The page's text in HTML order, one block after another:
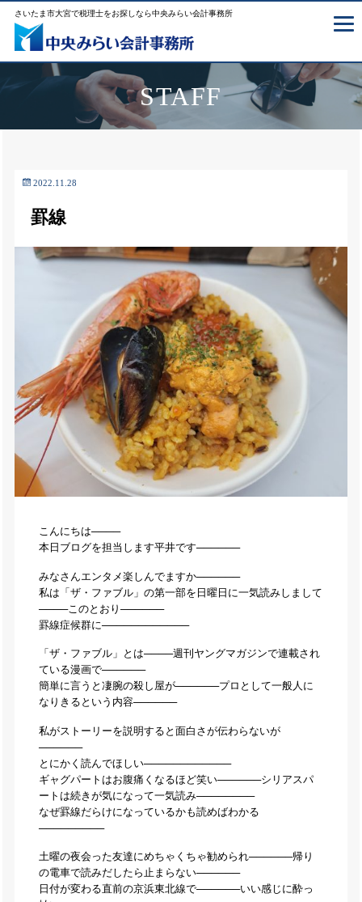
さいたま市大宮で税理士をお探しなら中央みらい会計事務所
STAFF
2022.11.28
罫線
こんにちは────
本日ブログを担当します平井です──────
みなさんエンタメ楽しんでますか──────
私は「ザ・ファブル」の第一部を日曜日に一気読みしまして
────このとおり──────
罫線症候群に────────────
「ザ・ファブル」とは────週刊ヤングマガジンで連載され
ている漫画で──────
簡単に言うと凄腕の殺し屋が──────プロとして一般人に
なりきるという内容──────
私がストーリーを説明すると面白さが伝わらないが
──────
とにかく読んでほしい────────────
ギャグパートはお腹痛くなるほど笑い──────シリアスパ
ートは続きが気になって一気読み────────
なぜ罫線だらけになっているかも読めばわかる
─────────
土曜の夜会った友達にめちゃくちゃ勧められ──────帰り
の電車で読みだしたら止まらない──────
日付が変わる直前の京浜東北線で──────いい感じに酔っ